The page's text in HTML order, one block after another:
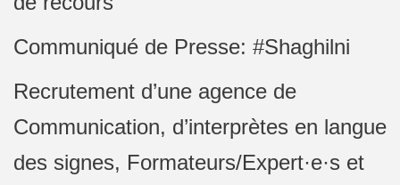
Communiqué de Presse: #Shaghilni
Recrutement d’une agence de
Communication, d’interprètes en langue
des signes, Formateurs/Expert·e·s et